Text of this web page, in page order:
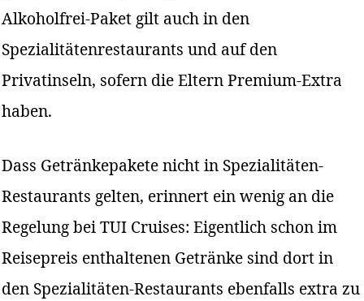
Alkoholfrei-Paket gilt auch in den
Spezialitätenrestaurants und auf den
Privatinseln, sofern die Eltern Premium-Extra
haben.
Dass Getränkepakete nicht in Spezialitäten-
Restaurants gelten, erinnert ein wenig an die
Regelung bei TUI Cruises: Eigentlich schon im
Reisepreis enthaltenen Getränke sind dort in
den Spezialitäten-Restaurants ebenfalls extra zu